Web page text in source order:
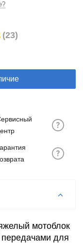
(23)
мотоблок
для